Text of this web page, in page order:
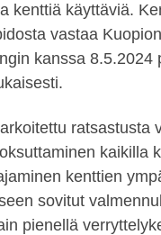
kenttiä käyttäviä.
vastaa
kanssa 8.5.2024
ratsastusta
kaikilla
kenttien
sovitut
pienellä